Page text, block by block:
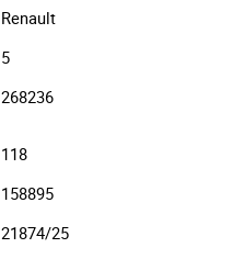
Renault
5
268236
118
158895
21874/25